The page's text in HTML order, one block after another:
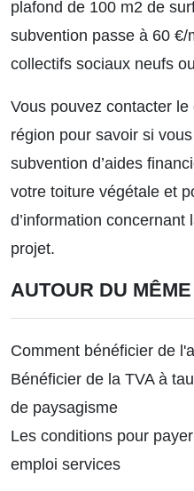
plafond de 100 m2 de
subvention passe à 60
collectifs sociaux neufs
Vous pouvez contacter
région pour savoir si
subvention d’aides
votre toiture végétale et
d’information
projet.
AUTOUR DU
Comment bénéficier de
Bénéficier de la TVA à
de paysagisme
Les conditions pour
emploi services